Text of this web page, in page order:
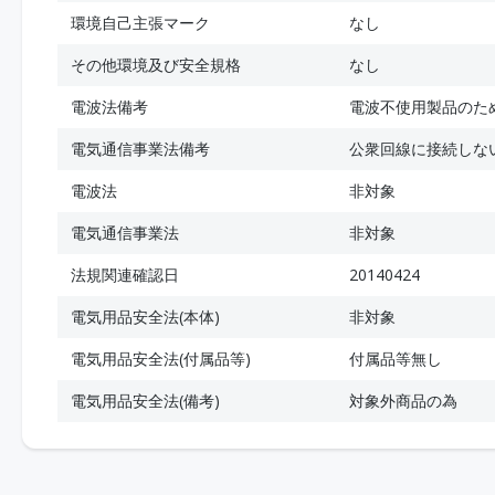
環境自己主張マーク
なし
その他環境及び安全規格
なし
電波法備考
電波不使用製品のた
電気通信事業法備考
公衆回線に接続しな
電波法
非対象
電気通信事業法
非対象
法規関連確認日
20140424
電気用品安全法(本体)
非対象
電気用品安全法(付属品等)
付属品等無し
電気用品安全法(備考)
対象外商品の為